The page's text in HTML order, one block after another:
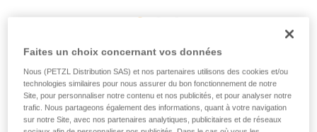
STEF
Dispositif d’inclinaison pour civière NEST
Le dispositif d'inclinaison STEF raccorde les trois points de
Faites un choix concernant vos données
Nous (PETZL Distribution SAS) et nos partenaires utilisons des cookies et/ou
technologies similaires pour nous assurer du bon fonctionnement de notre
Site, pour personnaliser notre contenu et nos publicités, et pour analyser notre
trafic. Nous partageons également des informations, quant à votre navigation
sur notre Site, avec nos partenaires analytiques, publicitaires et de réseaux